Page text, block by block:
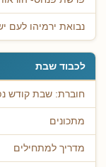
נבואת ירמיהו לעם
לכבוד שבת
חוברת: שבת קודש
מתכונים
מדריך למתחילים